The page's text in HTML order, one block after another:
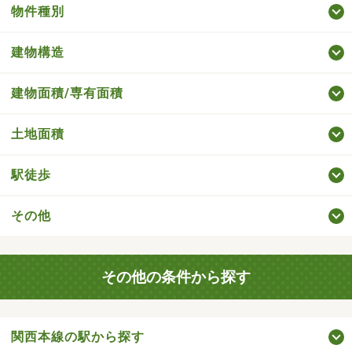
物件種別
建物構造
建物面積/専有面積
土地面積
駅徒歩
その他
その他の条件から探す
関西本線の駅から探す